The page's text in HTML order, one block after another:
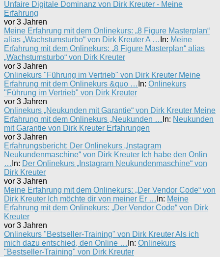
Unfaire Digitale Dominanz von Dirk Kreuter - Meine
Erfahrung
vor 3 Jahren
Meine Erfahrung mit dem Onlinekurs: „8 Figure Masterplan“
alias „Wachstumsturbo“ von Dirk Kreuter A … In: Meine
Erfahrung mit dem Onlinekurs: „8 Figure Masterplan“ alias
„Wachstumsturbo“ von Dirk Kreuter
vor 3 Jahren
Onlinekurs "Führung im Vertrieb" von Dirk Kreuter Meine
Erfahrung mit dem Onlinekurs &quo … In: Onlinekurs
"Führung im Vertrieb" von Dirk Kreuter
vor 3 Jahren
Onlinekurs „Neukunden mit Garantie“ von Dirk Kreuter Meine
Erfahrung mit dem Onlinekurs „Neukunden … In: Neukunden
mit Garantie von Dirk Kreuter Erfahrungen
vor 3 Jahren
Erfahrungsbericht: Der Onlinekurs „Instagram
Neukundenmaschine“ von Dirk Kreuter Ich habe den Onlin
… In: Der Onlinekurs „Instagram Neukundenmaschine“ von
Dirk Kreuter
vor 3 Jahren
Meine Erfahrung mit dem Onlinekurs: „Der Vendor Code“ von
Dirk Kreuter Ich möchte dir von meiner Er … In: Meine
Erfahrung mit dem Onlinekurs: „Der Vendor Code“ von Dirk
Kreuter
vor 3 Jahren
Onlinekurs "Bestseller-Training" von Dirk Kreuter Als ich
mich dazu entschied, den Online … In: Onlinekurs
"Bestseller-Training" von Dirk Kreuter